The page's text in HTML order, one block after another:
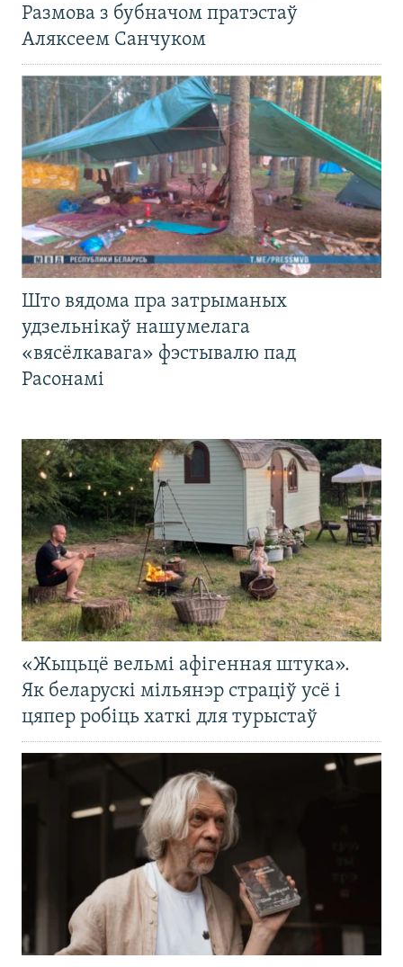
Размова з бубначом пратэстаў
Аляксеем Санчуком
Што вядома пра затрыманых
удзельнікаў нашумелага
«вясёлкавага» фэстывалю пад
Расонамі
«Жыцьцё вельмі афігенная штука».
Як беларускі мільянэр страціў усё і
цяпер робіць хаткі для турыстаў